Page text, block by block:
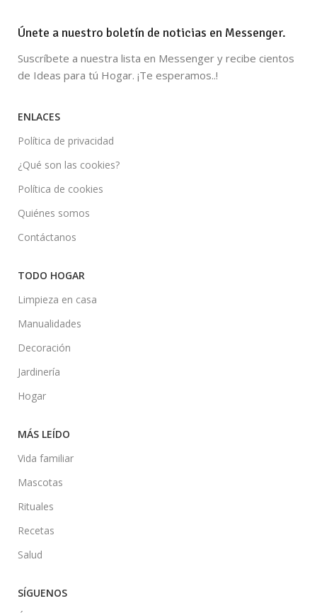
Únete a nuestro boletín de noticias en Messenger.
Suscríbete a nuestra lista en Messenger y recibe cientos
de Ideas para tú Hogar. ¡Te esperamos..!
ENLACES
Política de privacidad
¿Qué son las cookies?
Política de cookies
Quiénes somos
Contáctanos
TODO HOGAR
Limpieza en casa
Manualidades
Decoración
Jardinería
Hogar
MÁS LEÍDO
Vida familiar
Mascotas
Rituales
Recetas
Salud
SÍGUENOS